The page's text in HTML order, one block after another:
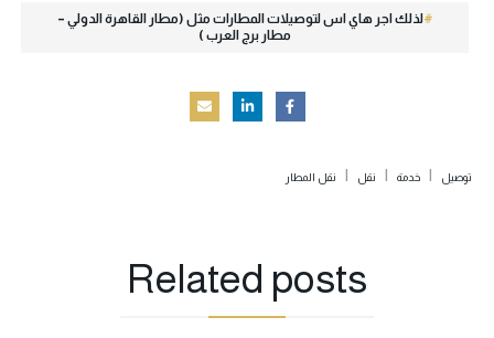
لذلك اجر هاي اس لتوصيلات المطارات مثل (مطار القاهرة الدولي –
مطار برج العرب )
توصيل | خدمة | نقل | نقل المطار
Related posts